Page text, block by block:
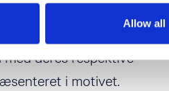
Allow all
Repræsentanterne afholdt
var god og forslagene
deres respektive
i motivet.